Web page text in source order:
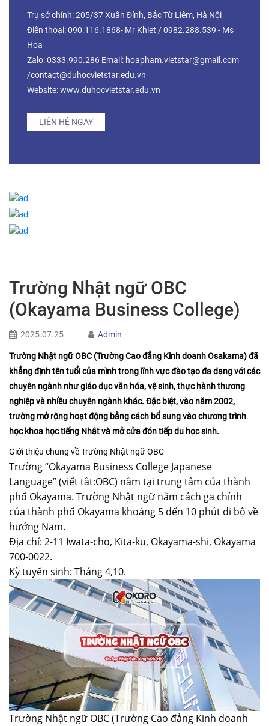
Trụ sở chính: 205/37 Xuân Đỉnh, Bắc Từ Liêm, Hà Nội
Điên thoại: 090.116.1868- Mr Khiet / 0982.288.539 - Ms
Hoa
Zalo: 0333.990.286 Email: hoapham.vietstar@gmail.com
/contact@duhocvietstar.edu.vn
Website: www.duhocvietstar.edu.vn
LIÊN HỆ NGAY
Trường Nhật ngữ OBC
(Okayama Business College)
2025.07.25 Admin
Trường Nhật ngữ OBC (Trường Cao đẳng Kinh doanh Osakama) đã
khẳng định tên tuổi của mình trong lĩnh vực đào tạo đa dạng với các
chuyên ngành như giáo dục văn hóa, vệ sinh, thực hành thương
nghiệp và nhiều chuyên ngành khác. Đặc biệt, vào năm 2002,
trường mở rộng hoạt động bằng cách bổ sung vào chương trình
học khoa học tiếng Nhật và mở cửa đón tiếp du học sinh.
Giới thiệu chung về Trường Nhật ngữ OBC
Trường “Okayama Business College Japanese
Language” (viết tắt:OBC) nằm tại trung tâm của thành
phố Okayama. Trường Nhật ngữ nằm cách ga chính
của thành phố Okayama khoảng 5 đến 10 phút đi bộ về
hướng Nam.
Địa chỉ: 2-11 Iwata-cho, Kita-ku, Okayama-shi, Okayama
700-0022.
Kỳ tuyển sinh: Tháng 4,10.
Trường Nhật ngữ OBC (Trường Cao đẳng Kinh doanh